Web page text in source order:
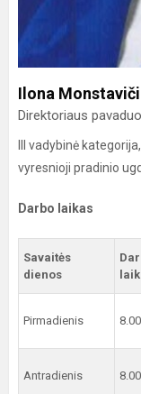
Ilona
Direktoriaus
III vadybinė kategorija,
vyresnioji pradinio
Darbo laikas
Savaitės
dienos
Pirmadienis
Antradienis